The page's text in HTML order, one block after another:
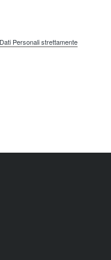
Personali strettamente